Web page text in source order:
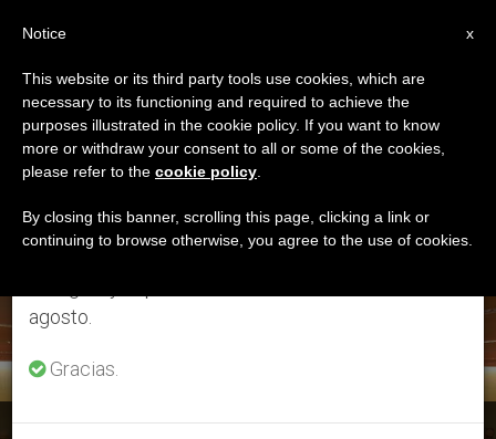
ETIQUETA
Posts Tagged ‘José
María Gil Tamayo’
ÚLTIMAS NOTICIAS
×
Aviso importante
Del 27 de julio al 7 de agosto haremos la pausa
anual, aprovechando que en el periodo de verano
se generan menos informaciones y también el
agosto.
Gracias.
x
Notice
This website or its third party tools use cookies, which are
necessary to its functioning and required to achieve the
purposes illustrated in the cookie policy. If you want to know
more or withdraw your consent to all or some of the cookies,
please refer to the cookie policy
By closing this banner, scrolling this page, clicking a link or
continuing to browse otherwise, you agree to the use of cookies.